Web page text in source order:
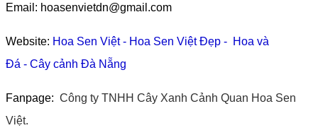
Email: hoasenvietdn@gmail.com
Website: Hoa Sen Việt- Hoa Sen Việt Đẹp - Hoa và
Đá - Cây cảnh Đà Nẵng
Fanpage: Công ty TNHH Cây Xanh Cảnh Quan Hoa Sen
Việt.